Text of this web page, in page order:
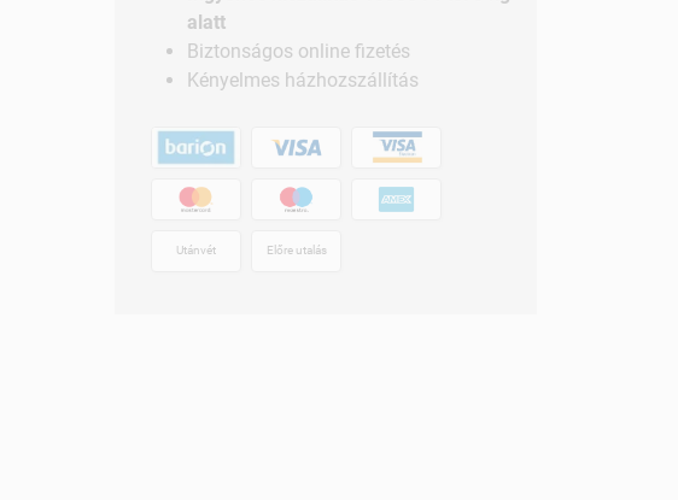
alatt
Biztonságos online fizetés
Kényelmes házhozszállítás
Utánvét Előre utalás